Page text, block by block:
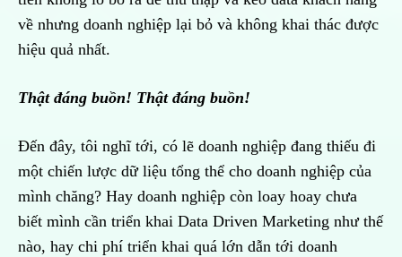
về nhưng doanh nghiệp lại bỏ và không khai thác được
hiệu quả nhất.
Thật đáng buồn! Thật đáng buồn!
Đến đây, tôi nghĩ tới, có lẽ doanh nghiệp đang thiếu đi
một chiến lược dữ liệu tổng thể cho doanh nghiệp của
mình chăng? Hay doanh nghiệp còn loay hoay chưa
biết mình cần triển khai Data Driven Marketing như thế
nào, hay chi phí triển khai quá lớn dẫn tới doanh